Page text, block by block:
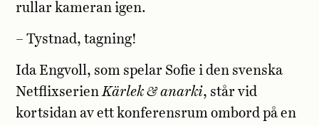
rullar kameran igen.
– Tystnad, tagning!
Ida Engvoll, som spelar Sofie i den svenska
NetflixserienKärlek & anarki, står vid
kortsidan av ett konferensrum ombord på en